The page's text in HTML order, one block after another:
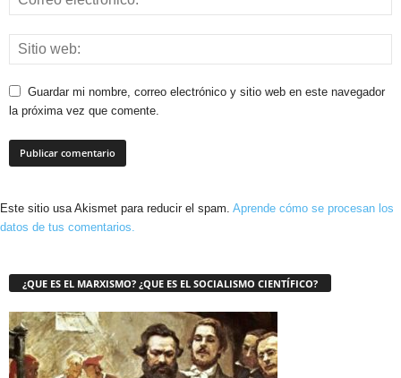
Guardar mi nombre, correo electrónico y sitio web en este navegador
la próxima vez que comente.
Este sitio usa Akismet para reducir el spam. Aprende cómo se procesan los
datos de tus comentarios.
¿QUE ES EL MARXISMO? ¿QUE ES EL SOCIALISMO CIENTÍFICO?